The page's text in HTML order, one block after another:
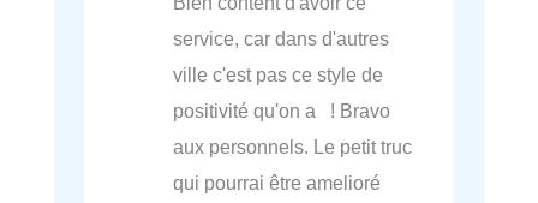
service, car dans d'autres
ville c'est pas ce style de
positivité qu'on a ! Bravo
aux personnels. Le petit truc
qui pourrai être amelioré